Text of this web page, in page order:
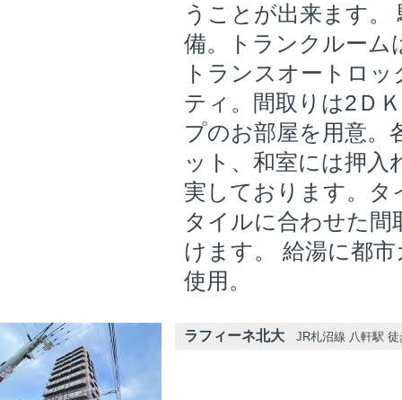
うことが出来ます。
備。トランクルーム
トランスオートロ
ティ。間取りは2Ｄ
プのお部屋を用意。
ット、和室には押入
実しております。タ
タイルに合わせた
けます。 給湯に都
使用。
ラフィーネ北大 JR札沼線 八軒駅 徒